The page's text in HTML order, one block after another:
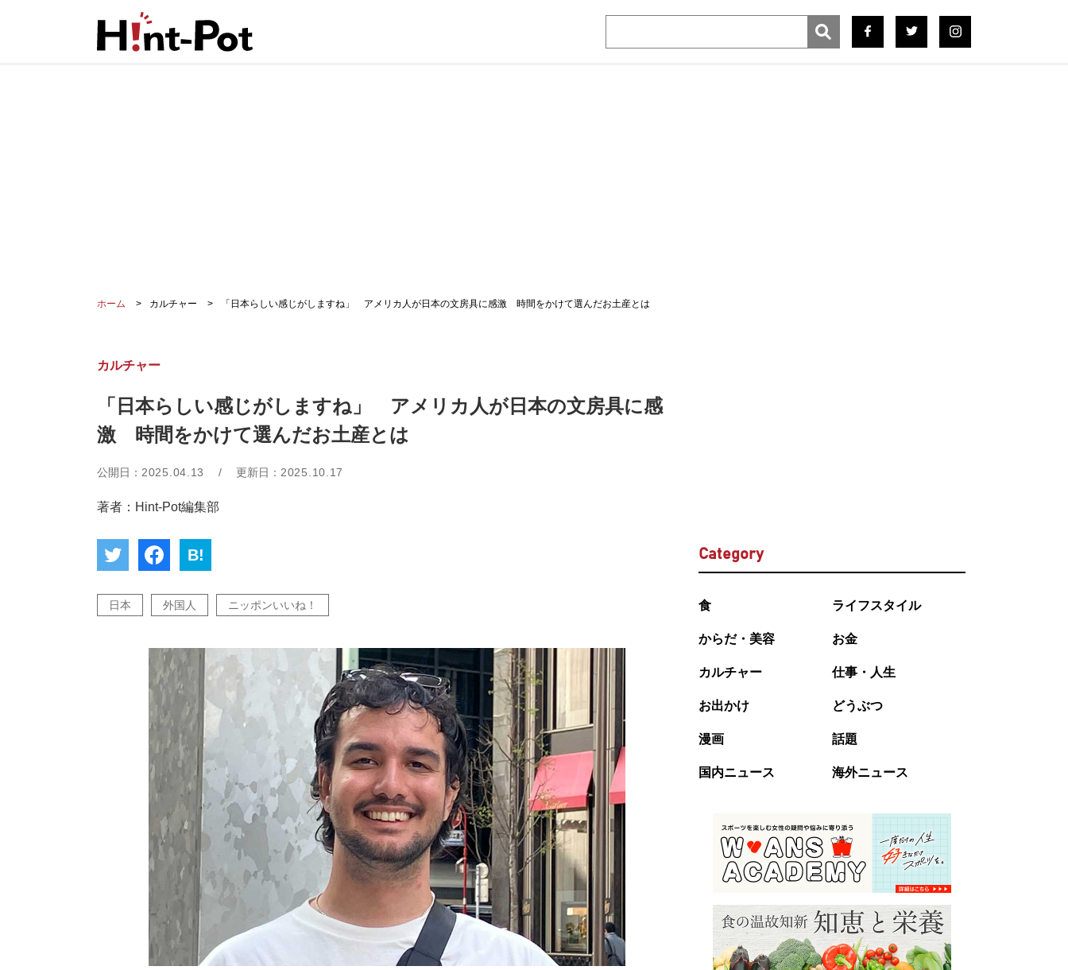
ホーム カルチャー 「日本らしい感じがしますね」 アメリカ人が日本の文房具に感激 時間をかけて選んだお土産とは
カルチャー
「日本らしい感じがしますね」 アメリカ人が日本の文房具に感
激 時間をかけて選んだお土産とは
公開日： 2025.04.13 / 更新日： 2025.10.17
著者：Hint-Pot編集部
B!
日本 外国人 ニッポンいいね！
Category
食 ライフスタイル
からだ・美容 お金
カルチャー 仕事・人生
お出かけ どうぶつ
漫画 話題
国内ニュース 海外ニュース